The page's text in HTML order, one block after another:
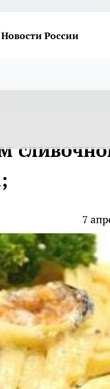
Новости России
7